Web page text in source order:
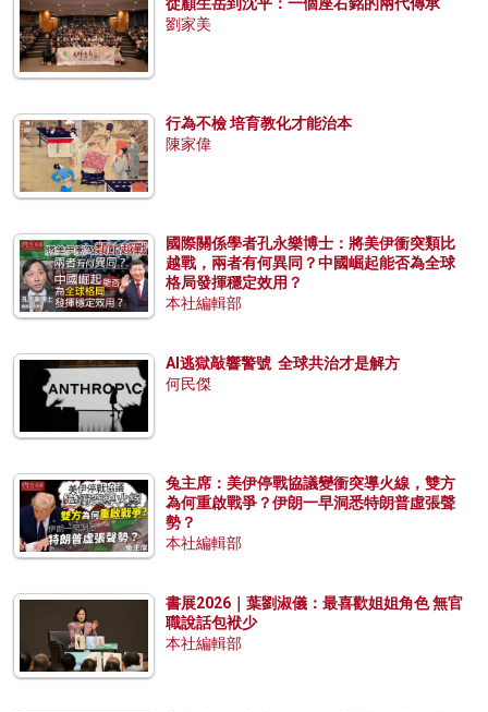
劉家美
行為不檢 培育教化才能治本
陳家偉
國際關係學者孔永樂博士：將美伊衝突類比
越戰，兩者有何異同？中國崛起能否為全球
格局發揮穩定效用？
本社編輯部
AI逃獄敲響警號 全球共治才是解方
何民傑
兔主席：美伊停戰協議變衝突導火線，雙方
為何重啟戰爭？伊朗一早洞悉特朗普虛張聲
勢？
本社編輯部
書展2026｜葉劉淑儀：最喜歡姐姐角色 無官
職說話包袱少
本社編輯部